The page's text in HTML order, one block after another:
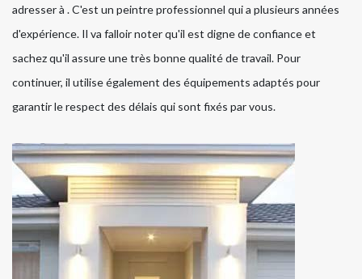
adresser à . C'est un peintre professionnel qui a plusieurs années
d'expérience. Il va falloir noter qu'il est digne de confiance et
sachez qu'il assure une très bonne qualité de travail. Pour
continuer, il utilise également des équipements adaptés pour
garantir le respect des délais qui sont fixés par vous.